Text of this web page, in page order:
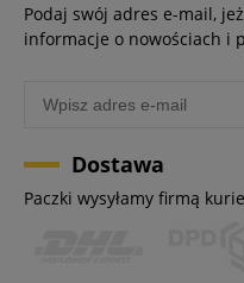
Podaj swój adres e-mail,
informacje o nowościach i
Dostawa
Paczki wysyłamy firmą